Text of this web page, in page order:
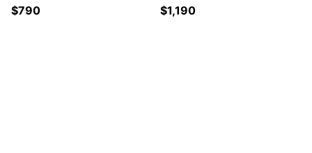
$790 $1,190